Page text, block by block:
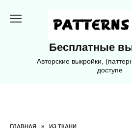
Бесплатные
Авторские выкройки,
доступе
ГЛАВНАЯ » ИЗ ТКАНИ